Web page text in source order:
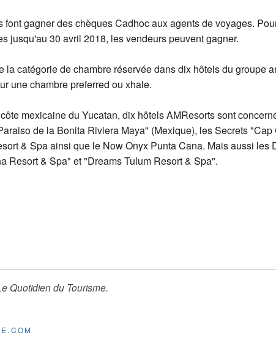
font gagner des chèques Cadhoc aux agents de voyages.
jusqu'au 30 avril 2018, les vendeurs peuvent gagner.
la catégorie de chambre réservée dans dix hôtels du groupe
une chambre preferred ou xhale.
mexicaine du Yucatan, dix hôtels AMResorts sont
de la Bonita Riviera Maya" (Mexique), les Secrets
& Spa ainsi que le Now Onyx Punta Cana. Mais aussi les
Resort & Spa" et "Dreams Tulum Resort & Spa".
Quotidien du Tourisme.